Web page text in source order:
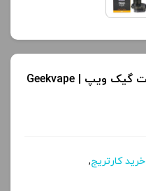
کارتریج آر بی ای ایجیس بوست گیک ویپ | Geekvape
خرید کارتریج,